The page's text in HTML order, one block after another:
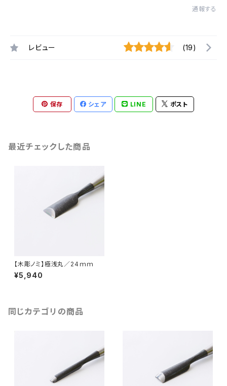
通報する
レビュー (19)
保存 シェア LINE ポスト
最近チェックした商品
【木彫ノミ】極浅丸／24ｍｍ
¥5,940
同じカテゴリの商品